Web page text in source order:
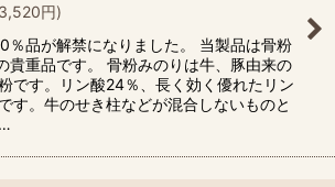
3,520円)
％品が解禁になりました。 当製品は骨粉
貴重品です。 骨粉みのりは牛、豚由来の
です。リン酸24％、長く効く優れたリン
す。牛のせき柱などが混合しないものと